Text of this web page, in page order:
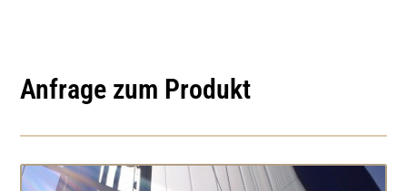
Anfrage zum Produkt